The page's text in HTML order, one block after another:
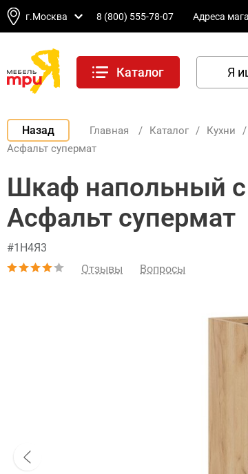
г.Москва 8 (800) 555-78-07 Адреса
Каталог
Назад Главная / Каталог / Кухни /
Асфальт супермат
Шкаф напольный с
Асфальт супермат
#1Н4Я3
Отзывы
Вопросы